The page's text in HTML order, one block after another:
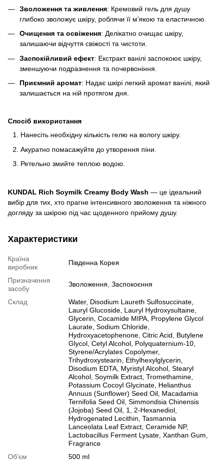
Зволоження та живлення: Кремовий гель для душу
глибоко зволожує шкіру, роблячи її м’якою та еластичною.
Очищення та освіження: Делікатно очищає шкіру,
залишаючи відчуття свіжості та чистоти.
Заспокійливий ефект: Екстракт ванілі заспокоює шкіру,
зменшуючи подразнення та почервоніння.
Приємний аромат: Надає шкірі легкий аромат ванілі, який
залишається на ній протягом дня.
Спосіб використання
Нанесіть необхідну кількість гелю на вологу шкіру.
Акуратно помасажуйте до утворення піни.
Ретельно змийте теплою водою.
KUNDAL Rich Soymilk Creamy Body Wash — це ідеальний
вибір для тих, хто прагне інтенсивного зволоження та ніжного
догляду за шкірою під час щоденного прийому душу.
Характеристики
Країна
виробник
Південна Корея
Призначення
засобу
Зволоження, Заспокоєння
Склад
Water, Disodium Laureth Sulfosuccinate,
Lauryl Glucoside, Lauryl Hydroxysultaine,
Glycerin, Cocamide MIPA, Propylene Glycol
Laurate, Sodium Chloride,
Hydroxyacetophenone, Citric Acid, Butylene
Glycol, Cetyl Alcohol, Polyquaternium-10,
Styrene/Acrylates Copolymer,
Trihydroxystearin, Ethylhexylglycerin,
Disodium EDTA, Myristyl Alcohol, Stearyl
Alcohol, Soymilk Extract, Tromethamine,
Potassium Cocoyl Glycinate, Helianthus
Annuus (Sunflower) Seed Oil, Macadamia
Ternifolia Seed Oil, Simmondsia Chinensis
(Jojoba) Seed Oil, 1, 2-Hexanediol,
Hydrogenated Lecithin, Tasmannia
Lanceolata Leaf Extract, Ceramide NP,
Lactobacillus Ferment Lysate, Xanthan Gum,
Fragrance
Об'єм
500 ml